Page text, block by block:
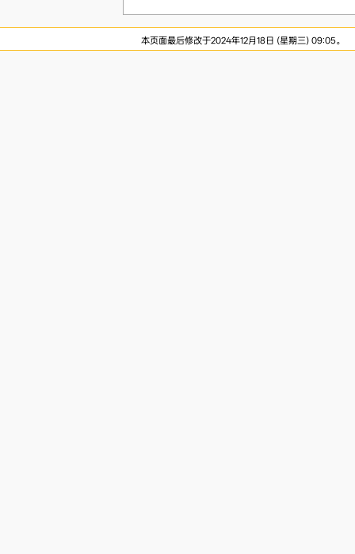
本页面最后修改于2024年12月18日 (星期三) 09:05。